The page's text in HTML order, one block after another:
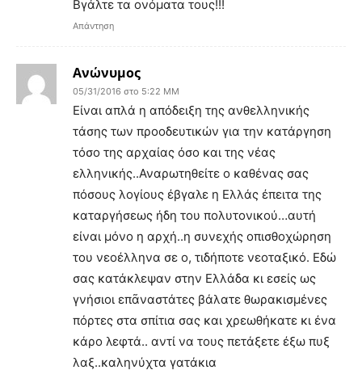
Βγάλτε τα ονόματα τους!!!
Απάντηση
Ανώνυμος
05/31/2016 στο 5:22 ΜΜ
Είναι απλά η απόδειξη της ανθελληνικής
τάσης των προοδευτικών για την κατάργηση
τόσο της αρχαίας όσο και της νέας
ελληνικής..Αναρωτηθείτε ο καθένας σας
πόσους λογίους έβγαλε η Ελλάς έπειτα της
καταργήσεως ήδη του πολυτονικού…αυτή
είναι μόνο η αρχή..η συνεχής οπισθοχώρηση
του νεοέλληνα σε ο, τιδήποτε νεοταξικό. Εδώ
σας κατάκλεψαν στην Ελλάδα κι εσείς ως
γνήσιοι επᾶναστάτες βάλατε θωρακισμένες
πόρτες στα σπίτια σας και χρεωθήκατε κι ένα
κάρο λεφτά.. αντί να τους πετάξετε έξω πυξ
λαξ..καληνύχτα γατάκια